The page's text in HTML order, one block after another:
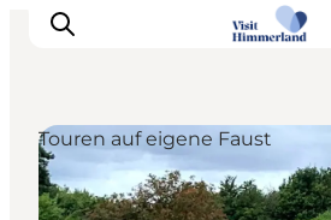
Erlebnisse
Touren auf eigene Faust